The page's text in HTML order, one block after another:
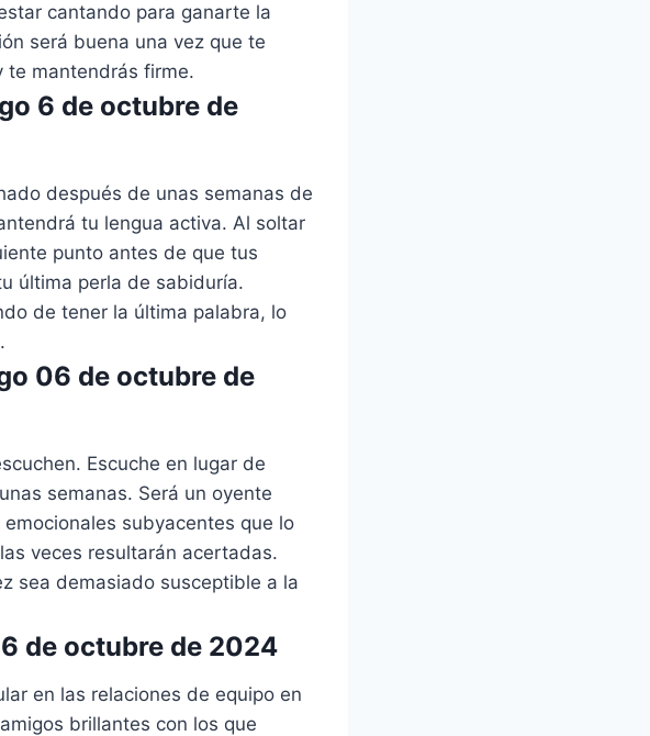
cantando para ganarte la
será buena una vez que te
te mantendrás firme.
6 de octubre de
después de unas semanas de
tu lengua activa. Al soltar
punto antes de que tus
última perla de sabiduría.
de tener la última palabra, lo
06 de octubre de
Escuche en lugar de
semanas. Será un oyente
subyacentes que lo
veces resultarán acertadas.
sea demasiado susceptible a la
de octubre de 2024
en las relaciones de equipo en
brillantes con los que